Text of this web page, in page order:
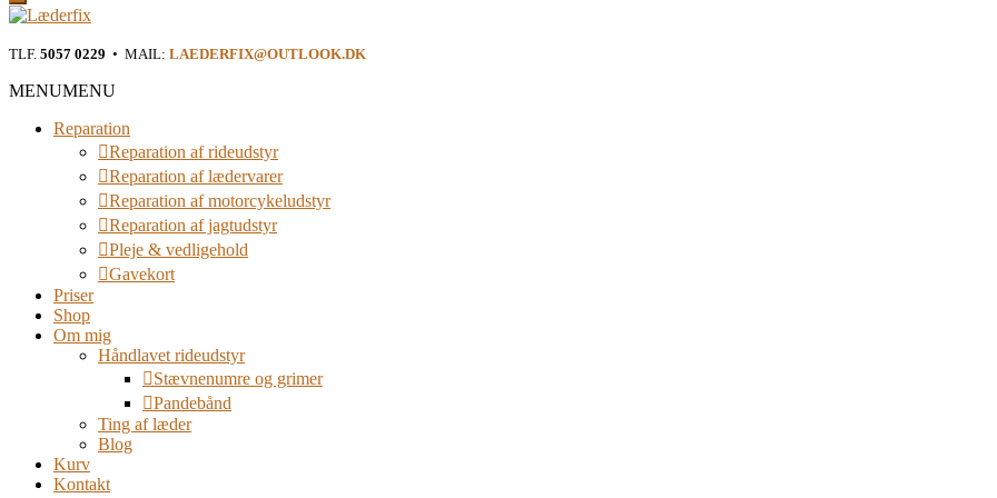
Læderfix
TLF. 5057 0229 • MAIL: LAEDERFIX@OUTLOOK.DK
MENUMENU
Reparation
Reparation af rideudstyr
Reparation af lædervarer
Reparation af motorcykeludstyr
Reparation af jagtudstyr
Pleje & vedligehold
Gavekort
Priser
Shop
Om mig
Håndlavet rideudstyr
Stævnenumre og grimer
Pandebånd
Ting af læder
Blog
Kurv
Kontakt